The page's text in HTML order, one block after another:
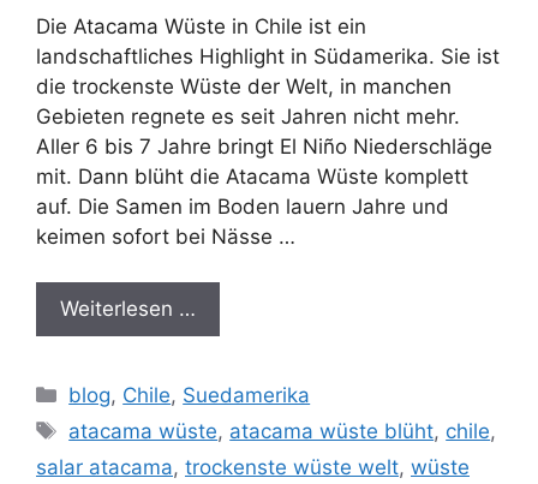
Die Atacama Wüste in Chile ist ein
landschaftliches Highlight in Südamerika. Sie ist
die trockenste Wüste der Welt, in manchen
Gebieten regnete es seit Jahren nicht mehr.
Aller 6 bis 7 Jahre bringt El Niño Niederschläge
mit. Dann blüht die Atacama Wüste komplett
auf. Die Samen im Boden lauern Jahre und
keimen sofort bei Nässe …
Weiterlesen …
Kategorien
blog, Chile, Suedamerika
Schlagwörter
atacama wüste, atacama wüste blüht, chile,
salar atacama, trockenste wüste welt, wüste